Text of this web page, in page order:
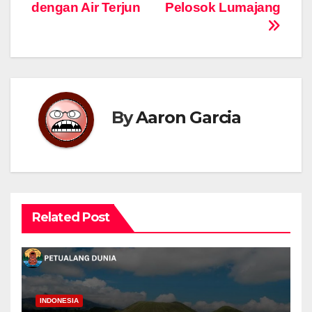
Pelosok Lumajang
dengan Air Terjun
ByAaron Garcia
Related Post
INDONESIA